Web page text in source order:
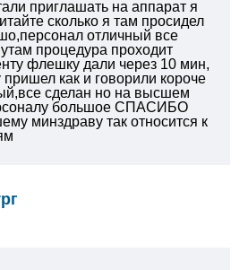
приглашать на аппарат я
сколько я там просидел
отличный все
процедура проходит
флешку дали через 10 мин,
пришел как и говорили короче
сделан но на высшем
большое СПАСИБО
минздраву так относится к